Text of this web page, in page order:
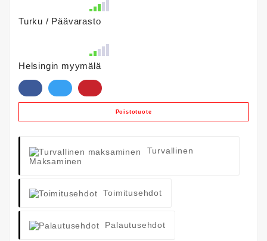
Turku / Päävarasto
Helsingin myymälä
Poistotuote
Turvallinen
Maksaminen
Toimitusehdot
Palautusehdot